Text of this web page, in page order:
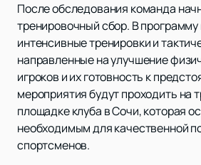
После обследования команда
тренировочный сбор. В программу
интенсивные тренировки и
направленные на улучшение
игроков и их готовность к
мероприятия будут проходить на
площадке клуба в Сочи, которая
необходимым для качественной
спортсменов.